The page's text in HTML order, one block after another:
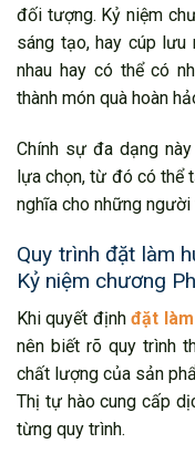
đối tượng. Kỷ niệm
sáng tạo, hay cúp
nhau hay có thể có
thành món quà hoàn
Chính sự đa dạng
lựa chọn, từ đó có thể
nghĩa cho những
Quy trình đặt làm
Kỷ niệm chương
Khi quyết địnhđặt
nên biết rõ quy trình
chất lượng của sản
Thị tự hào cung cấp
từng quy trình.